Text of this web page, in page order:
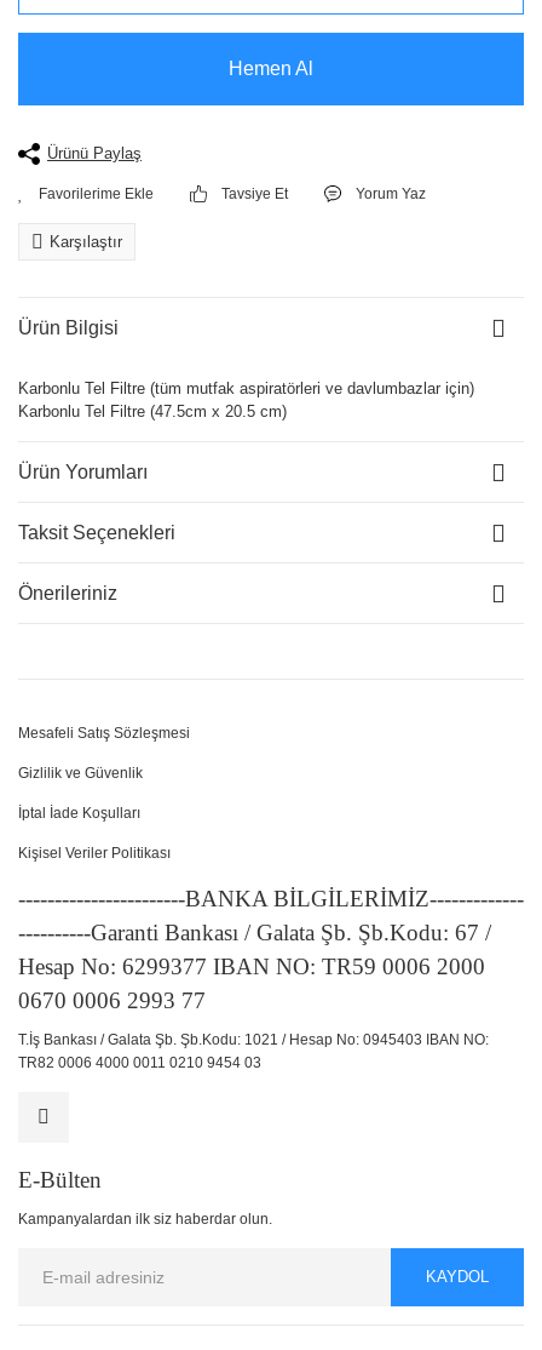
Hemen Al
Ürünü Paylaş
Tavsiye Et Yorum Yaz
Karşılaştır
Ürün Bilgisi
Karbonlu Tel Filtre (tüm mutfak aspiratörleri ve davlumbazlar için)
Karbonlu Tel Filtre (47.5cm x 20.5 cm)
Ürün Yorumları
Taksit Seçenekleri
Önerileriniz
Mesafeli Satış Sözleşmesi
Gizlilik ve Güvenlik
İptal İade Koşulları
Kişisel Veriler Politikası
-----------------------BANKA BİLGİLERİMİZ-------------
----------Garanti Bankası / Galata Şb. Şb.Kodu: 67 /
Hesap No: 6299377 IBAN NO: TR59 0006 2000
0670 0006 2993 77
T.İş Bankası / Galata Şb. Şb.Kodu: 1021 / Hesap No: 0945403 IBAN NO:
TR82 0006 4000 0011 0210 9454 03
E-Bülten
Kampanyalardan ilk siz haberdar olun.
KAYDOL